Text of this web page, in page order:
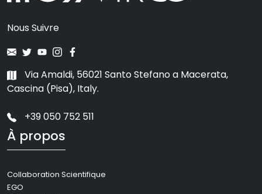
Nous Suivre
Via Amaldi, 56021 Santo Stefano a Macerata,
Cascina (Pisa), Italy.
+39 050 752 511
À propos
Collaboration Scientifique
EGO